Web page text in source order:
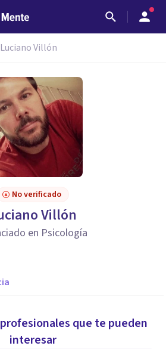
Luciano Villón
No verificado
Villón
en Psicología
que te pueden
interesar